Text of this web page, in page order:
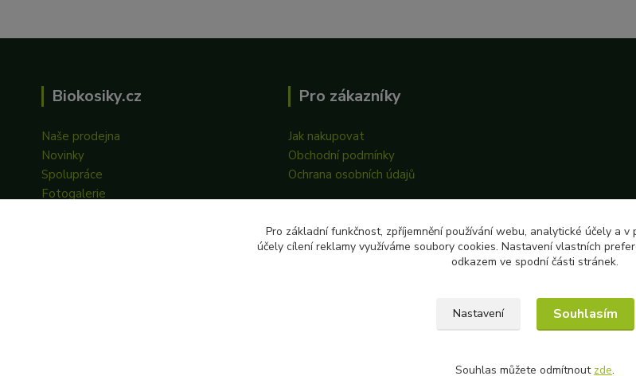
Biokosiky.cz
Naše prodejna
Novinky
Spolupráce
Fotogalerie
Pro zákazníky
Jak nakupovat
Obchodní podmínky
Ochrana osobních údajů
Pro základní funkčnost, zpříjemnění používání webu, analytické účely a
účely cílení reklamy využíváme soubory cookies. Nastavení vlastních
odkazem ve spodní části stránek.
Nastavení Souhlasím
Souhlas můžete odmítnout zde.